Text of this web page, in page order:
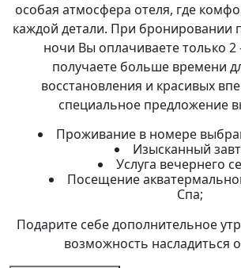
особая атмосфера отеля, где
каждой детали. При бронировании
ночи Вы оплачиваете только
получаете больше времени
восстановления и красивых
специальное предложение
Проживание в номере
Изысканный
Услуга вечернего
Посещение
Спа;
Подарите себе дополнительное
возможность насладиться